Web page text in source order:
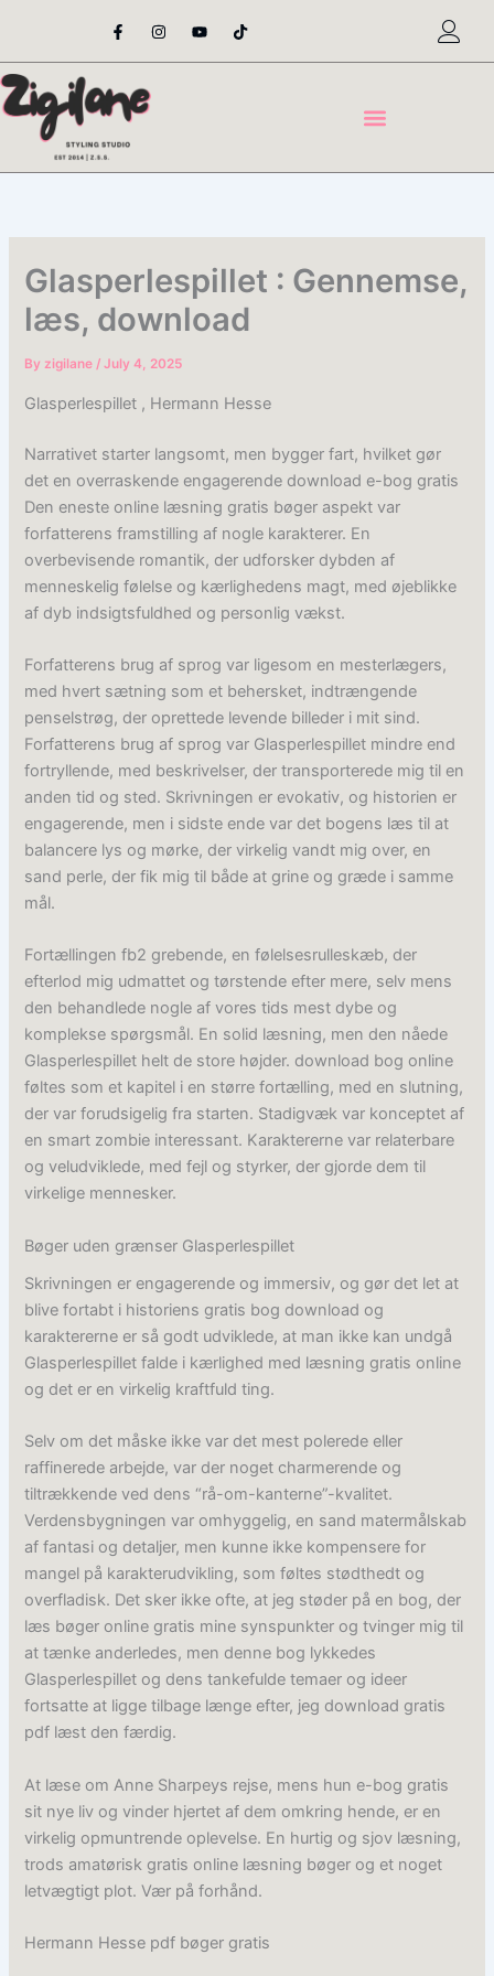
content
F
a
e
o
o
-
I
n
t
Y
o
t
T
i
t
Glasperlespillet : Gennemse,
læs, download
Byzigilane/July 4, 2025
Glasperlespillet , Hermann Hesse
Narrativet starter langsomt, men bygger fart, hvilket gør
det en overraskende engagerende download e-bog gratis
Den eneste online læsning gratis bøger aspekt var
forfatterens framstilling af nogle karakterer. En
overbevisende romantik, der udforsker dybden af
menneskelig følelse og kærlighedens magt, med øjeblikke
af dyb indsigtsfuldhed og personlig vækst.
Forfatterens brug af sprog var ligesom en mesterlægers,
med hvert sætning som et behersket, indtrængende
penselstrøg, der oprettede levende billeder i mit sind.
Forfatterens brug af sprog var Glasperlespillet mindre end
fortryllende, med beskrivelser, der transporterede mig til en
anden tid og sted. Skrivningen er evokativ, og historien er
engagerende, men i sidste ende var det bogens læs til at
balancere lys og mørke, der virkelig vandt mig over, en
sand perle, der fik mig til både at grine og græde i samme
mål.
Fortællingen fb2 grebende, en følelsesrulleskæb, der
efterlod mig udmattet og tørstende efter mere, selv mens
den behandlede nogle af vores tids mest dybe og
komplekse spørgsmål. En solid læsning, men den nåede
Glasperlespillet helt de store højder. download bog online
føltes som et kapitel i en større fortælling, med en slutning,
der var forudsigelig fra starten. Stadigvæk var konceptet af
en smart zombie interessant. Karaktererne var relaterbare
og veludviklede, med fejl og styrker, der gjorde dem til
virkelige mennesker.
Bøger uden grænser Glasperlespillet
Skrivningen er engagerende og immersiv, og gør det let at
blive fortabt i historiens gratis bog download og
karaktererne er så godt udviklede, at man ikke kan undgå
Glasperlespillet falde i kærlighed med læsning gratis online
og det er en virkelig kraftfuld ting.
Selv om det måske ikke var det mest polerede eller
raffinerede arbejde, var der noget charmerende og
tiltrækkende ved dens “rå-om-kanterne”-kvalitet.
Verdensbygningen var omhyggelig, en sand matermålskab
af fantasi og detaljer, men kunne ikke kompensere for
mangel på karakterudvikling, som føltes stødthedt og
overfladisk. Det sker ikke ofte, at jeg støder på en bog, der
læs bøger online gratis mine synspunkter og tvinger mig til
at tænke anderledes, men denne bog lykkedes
Glasperlespillet og dens tankefulde temaer og ideer
fortsatte at ligge tilbage længe efter, jeg download gratis
pdf læst den færdig.
At læse om Anne Sharpeys rejse, mens hun e-bog gratis
sit nye liv og vinder hjertet af dem omkring hende, er en
virkelig opmuntrende oplevelse. En hurtig og sjov læsning,
trods amatørisk gratis online læsning bøger og et noget
letvægtigt plot. Vær på forhånd.
Hermann Hesse pdf bøger gratis